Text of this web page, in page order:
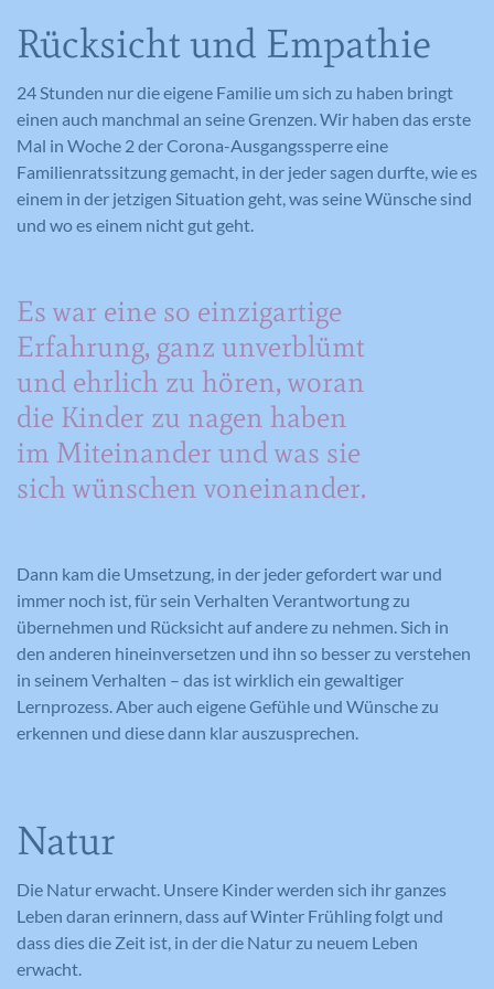
Rücksicht und Empathie
24 Stunden nur die eigene Familie um sich zu haben bringt
einen auch manchmal an seine Grenzen. Wir haben das erste
Mal in Woche 2 der Corona-Ausgangssperre eine
Familienratssitzung gemacht, in der jeder sagen durfte, wie es
einem in der jetzigen Situation geht, was seine Wünsche sind
und wo es einem nicht gut geht.
Es war eine so einzigartige
Erfahrung, ganz unverblümt
und ehrlich zu hören, woran
die Kinder zu nagen haben
im Miteinander und was sie
sich wünschen voneinander.
Dann kam die Umsetzung, in der jeder gefordert war und
immer noch ist, für sein Verhalten Verantwortung zu
übernehmen und Rücksicht auf andere zu nehmen. Sich in
den anderen hineinversetzen und ihn so besser zu verstehen
in seinem Verhalten – das ist wirklich ein gewaltiger
Lernprozess. Aber auch eigene Gefühle und Wünsche zu
erkennen und diese dann klar auszusprechen.
Natur
Die Natur erwacht. Unsere Kinder werden sich ihr ganzes
Leben daran erinnern, dass auf Winter Frühling folgt und
dass dies die Zeit ist, in der die Natur zu neuem Leben
erwacht.
PHPSESSID
Anbieter Meine Familie
Laufzeit Session
Name cookie_optin
Anbieter Meine Familie
1 Jahr
zu speichern.
Webseitenangebot laufend zu verbessern.
Anbieter Google Analytics
Laufzeit 1 Minute
Wird von Google Analytics verwendet,
Name _gat
Anbieter Google Analytics
Laufzeit 1 Minute
Name _gid
Anbieter Google Analytics
Zweck
Name
Externe Medien
Diese Cookies werden dazu verwendet, die
Besucher all unserer Websites nachzuverfolgen.
Sie können dazu verwendet werden, ein Profil des
Such- und/oder Navigationsverlaufs jedes
Anonymisierte Daten werden evtl. mit Dritten
geteilt.
Name NID
Anbieter Google Maps
Laufzeit 6 Monate
Name GPS
Anbieter YouTube
Laufzeit 1 Tag
Name VISITOR_INFO1_LIVE
Cookie-Informationen anzeigen